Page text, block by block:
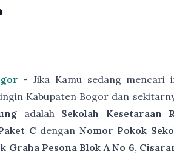
- Jika Kamu sedang mencari
Kabupaten Bogor dan
adalah Sekolah Kesetaraan
Cdengan Nomor Pokok
Graha Pesona Blok A No 6,